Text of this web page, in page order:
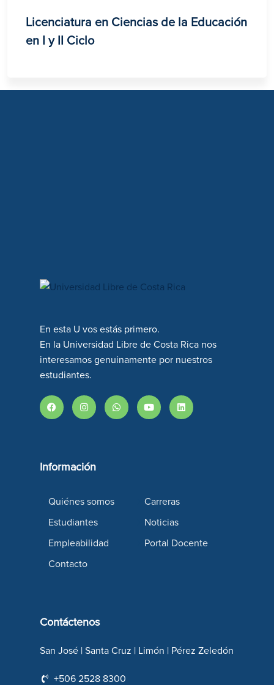
Licenciatura en Ciencias de la Educación
en I y II Ciclo
En esta U vos estás primero.
En la Universidad Libre de Costa Rica nos
interesamos genuinamente por nuestros
estudiantes.
Información
Quiénes somos Carreras
Estudiantes Noticias
Empleabilidad Portal Docente
Contacto
Contáctenos
San José | Santa Cruz | Limón | Pérez Zeledón
+506 2528 8300